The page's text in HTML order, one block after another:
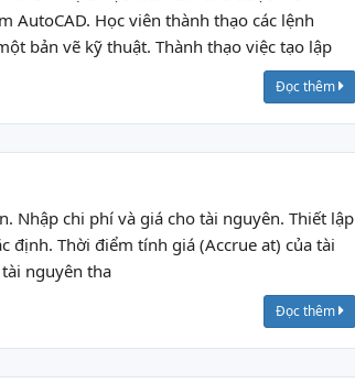
AutoCAD. Học viên thành thạo các lệnh
bản vẽ kỹ thuật. Thành thạo việc tạo lập
Đọc thêm
Nhập chi phí và giá cho tài nguyên. Thiết lập
định. Thời điểm tính giá (Accrue at) của tài
nguyên tha
Đọc thêm